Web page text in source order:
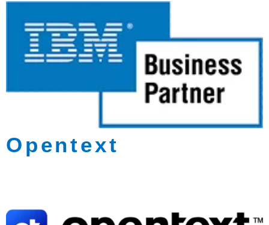
Opentext